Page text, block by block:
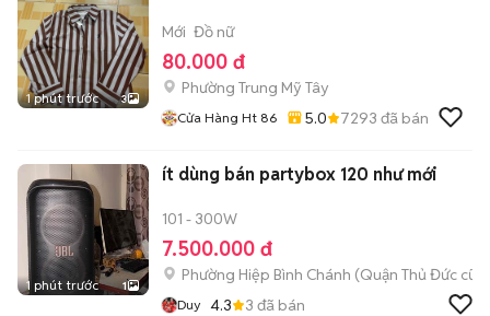
1 phút trước 3
Mới Đồ nữ
80.000 đ
Phường Trung Mỹ Tây
Cửa Hàng Ht 86 5.0 7293 đã bán
1 phút trước 1
ít dùng bán partybox 120 như mới
101 - 300W
7.500.000 đ
Phường Hiệp Bình Chánh (Quận Thủ Đức cũ)
Duy 4.3 3 đã bán